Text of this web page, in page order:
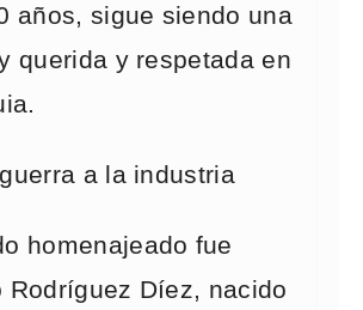
años, sigue siendo una
querida y respetada en
a la industria
homenajeado fue
Rodríguez Díez, nacido